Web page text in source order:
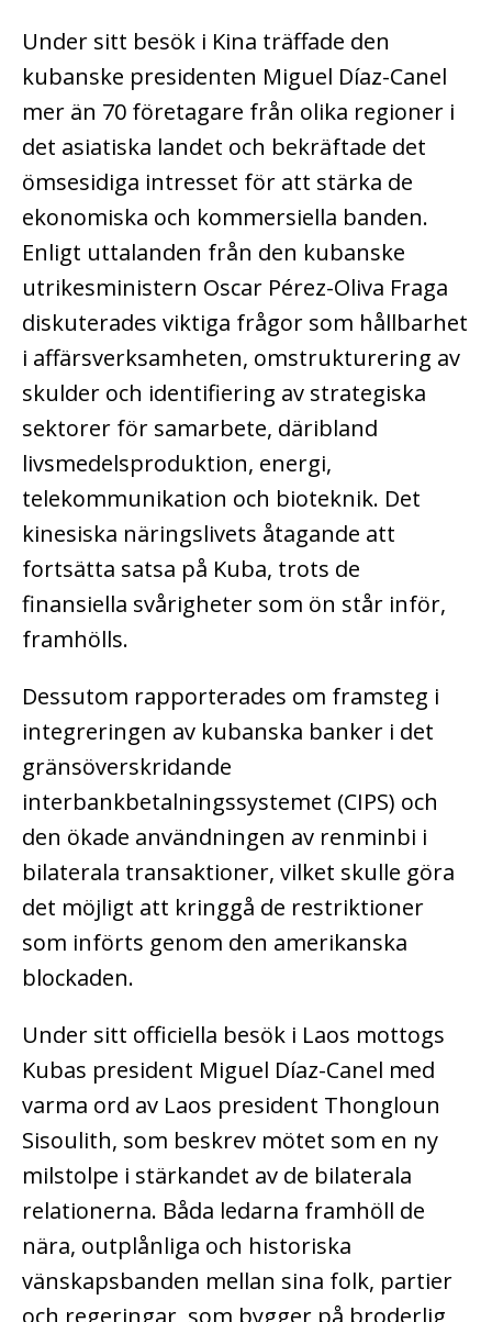
Under sitt besök i Kina träffade den
kubanske presidenten Miguel Díaz-Canel
mer än 70 företagare från olika regioner i
det asiatiska landet och bekräftade det
ömsesidiga intresset för att stärka de
ekonomiska och kommersiella banden.
Enligt uttalanden från den kubanske
utrikesministern Oscar Pérez-Oliva Fraga
diskuterades viktiga frågor som hållbarhet
i affärsverksamheten, omstrukturering av
skulder och identifiering av strategiska
sektorer för samarbete, däribland
livsmedelsproduktion, energi,
telekommunikation och bioteknik. Det
kinesiska näringslivets åtagande att
fortsätta satsa på Kuba, trots de
finansiella svårigheter som ön står inför,
framhölls.
Dessutom rapporterades om framsteg i
integreringen av kubanska banker i det
gränsöverskridande
interbankbetalningssystemet (CIPS) och
den ökade användningen av renminbi i
bilaterala transaktioner, vilket skulle göra
det möjligt att kringgå de restriktioner
som införts genom den amerikanska
blockaden.
Under sitt officiella besök i Laos mottogs
Kubas president Miguel Díaz-Canel med
varma ord av Laos president Thongloun
Sisoulith, som beskrev mötet som en ny
milstolpe i stärkandet av de bilaterala
relationerna. Båda ledarna framhöll de
nära, outplånliga och historiska
vänskapsbanden mellan sina folk, partier
och regeringar, som bygger på broderlig